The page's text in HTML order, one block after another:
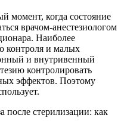
момент, когда состояние
врачом-анестезиологом
Наиболее
контроля и малых
и внутривенный
контролировать
эффектов. Поэтому
после стерилизации: как